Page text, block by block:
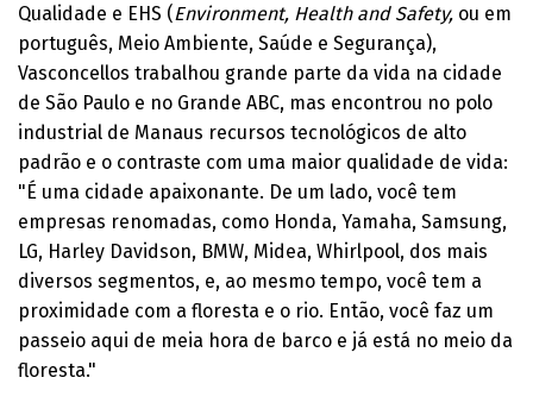
Qualidade e EHS (Environment, Health and Safety, ou em
português, Meio Ambiente, Saúde e Segurança),
Vasconcellos trabalhou grande parte da vida na cidade
de São Paulo e no Grande ABC, mas encontrou no polo
industrial de Manaus recursos tecnológicos de alto
padrão e o contraste com uma maior qualidade de vida:
"É uma cidade apaixonante. De um lado, você tem
empresas renomadas, como Honda, Yamaha, Samsung,
LG, Harley Davidson, BMW, Midea, Whirlpool, dos mais
diversos segmentos, e, ao mesmo tempo, você tem a
proximidade com a floresta e o rio. Então, você faz um
passeio aqui de meia hora de barco e já está no meio da
floresta."